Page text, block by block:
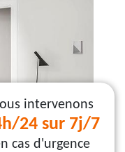
intervenons
24 sur 7j/7
cas d'urgence